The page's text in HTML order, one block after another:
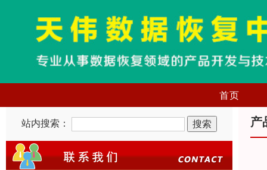
首页
站内搜索： 产